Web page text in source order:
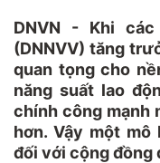
DNVN - Khi
(DNNVV) tăng
quan tọng cho
năng suất lao
chính công mạnh
hơn. Vậy một
đối với cộng đồng